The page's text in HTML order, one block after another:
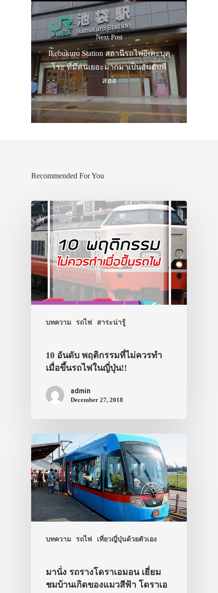
Next Post
Ikebukuro Station สถานีรถไฟอิเคะบุคุ
โระ ที่มีคนเยอะมากมาเป็นอันดับที่
สอง
Recommended For You
บทความ รถไฟ สาระน่ารู้
10 อันดับ พฤติกรรมที่ไม่ควรทำ
เมื่อขึ้นรถไฟในญี่ปุ่น!!
admin
December 27, 2018
บทความ รถไฟ เที่ยวญี่ปุ่นด้วยตัวเอง
มานั่ง รถรางโดราเอมอน เยี่ยม
ชมบ้านเกิดของแมวสีฟ้า โดราเอ
ทัวร์
ที่พัก
สาระน่ารู้
VIDEO
ภาพประทับใจ